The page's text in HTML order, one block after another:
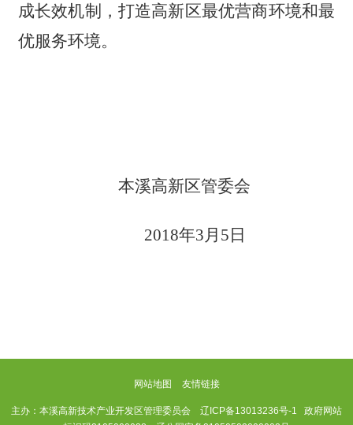
成长效机制，打造高新区最优营商环境和最
优服务环境。
本溪高新区管委会
2018年3月5日
网站地图 友情链接
主办：本溪高新技术产业开发区管理委员会 辽ICP备13013236号-1
政府网站